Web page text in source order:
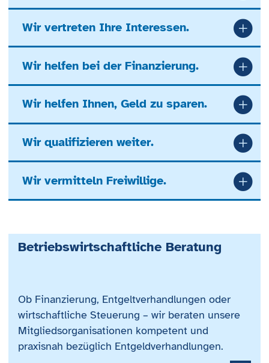
Wir vertreten Ihre Interessen.
Wir helfen bei der Finanzierung.
Wir helfen Ihnen, Geld zu sparen.
Wir qualifizieren weiter.
Wir vermitteln Freiwillige.
Betriebswirtschaftliche Beratung
Ob Finanzierung, Entgeltverhandlungen oder
wirtschaftliche Steuerung – wir beraten unsere
Mitgliedsorganisationen kompetent und
praxisnah bezüglich Entgeldverhandlungen.